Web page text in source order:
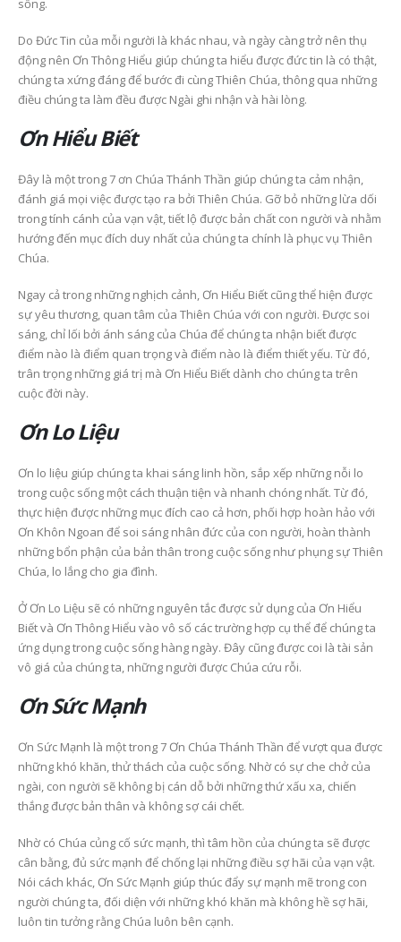
sống.
Do Đức Tin của mỗi người là khác nhau, và ngày càng trở nên thụ
động nên Ơn Thông Hiểu giúp chúng ta hiểu được đức tin là có thật,
chúng ta xứng đáng để bước đi cùng Thiên Chúa, thông qua những
điều chúng ta làm đều được Ngài ghi nhận và hài lòng.
Ơn Hiểu Biết
Đây là một trong 7 ơn Chúa Thánh Thần giúp chúng ta cảm nhận,
đánh giá mọi việc được tạo ra bởi Thiên Chúa. Gỡ bỏ những lừa dối
trong tính cánh của vạn vật, tiết lộ được bản chất con người và nhằm
hướng đến mục đích duy nhất của chúng ta chính là phục vụ Thiên
Chúa.
Ngay cả trong những nghịch cảnh, Ơn Hiểu Biết cũng thể hiện được
sự yêu thương, quan tâm của Thiên Chúa với con người. Được soi
sáng, chỉ lối bởi ánh sáng của Chúa để chúng ta nhận biết được
điểm nào là điểm quan trọng và điểm nào là điểm thiết yếu. Từ đó,
trân trọng những giá trị mà Ơn Hiểu Biết dành cho chúng ta trên
cuộc đời này.
Ơn Lo Liệu
Ơn lo liệu giúp chúng ta khai sáng linh hồn, sắp xếp những nỗi lo
trong cuộc sống một cách thuận tiện và nhanh chóng nhất. Từ đó,
thực hiện được những mục đích cao cả hơn, phối hợp hoàn hảo với
Ơn Khôn Ngoan để soi sáng nhân đức của con người, hoàn thành
những bổn phận của bản thân trong cuộc sống như phụng sự Thiên
Chúa, lo lắng cho gia đình.
Ở Ơn Lo Liệu sẽ có những nguyên tắc được sử dụng của Ơn Hiểu
Biết và Ơn Thông Hiểu vào vô số các trường hợp cụ thể để chúng ta
ứng dụng trong cuộc sống hàng ngày. Đây cũng được coi là tài sản
vô giá của chúng ta, những người được Chúa cứu rỗi.
Ơn Sức Mạnh
Ơn Sức Mạnh là một trong 7 Ơn Chúa Thánh Thần để vượt qua được
những khó khăn, thử thách của cuộc sống. Nhờ có sự che chở của
ngài, con người sẽ không bị cán dỗ bởi những thứ xấu xa, chiến
thắng được bản thân và không sợ cái chết.
Nhờ có Chúa củng cố sức mạnh, thì tâm hồn của chúng ta sẽ được
cân bằng, đủ sức mạnh để chống lại những điều sợ hãi của vạn vật.
Nói cách khác, Ơn Sức Mạnh giúp thúc đẩy sự mạnh mẽ trong con
người chúng ta, đối diện với những khó khăn mà không hề sợ hãi,
luôn tin tưởng rằng Chúa luôn bên cạnh.